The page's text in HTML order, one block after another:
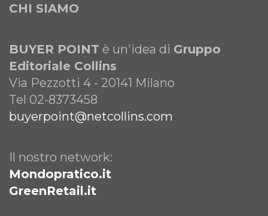
CHI SIAMO
BUYER POINT è un'idea di Gruppo
Editoriale Collins
Via Pezzotti 4 - 20141 Milano
Tel 02-8373458
buyerpoint@netcollins.com
Il nostro network:
Mondopratico.it
GreenRetail.it